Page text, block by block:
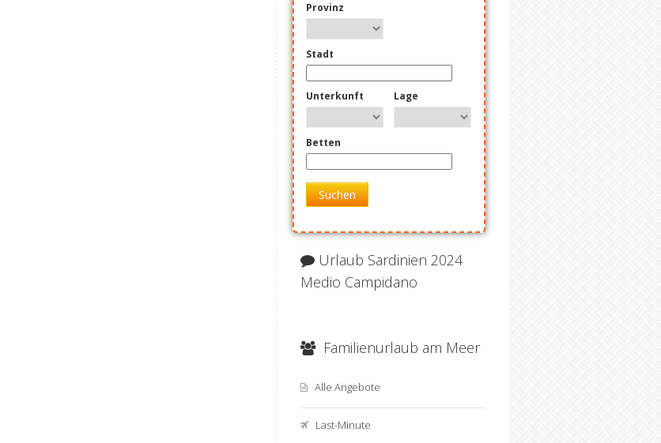
Provinz
Stadt
Unterkunft Lage
Betten
Suchen
Urlaub Sardinien 2024
Medio Campidano
Familienurlaub am Meer
Alle Angebote
Last-Minute